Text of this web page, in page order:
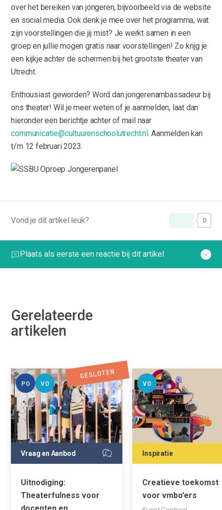
over het bereiken van jongeren, bijvoorbeeld via de website
en social media. Ook denk je mee over het programma, wat
zijn voorstellingen die jij mist? Je werkt samen in een
groep en jullie mogen gratis naar voorstellingen! Zo krijg je
een kijkje achter de schermen bij het grootste theater van
Utrecht.
Enthousiast geworden? Word dan jongerenambassadeur bij
ons theater! Wil je meer weten of je aanmelden, laat dan
hieronder een berichtje achter of mail naar
communicatie@cultuurenschoolutrecht.nl . Aanmelden kan
t/m 12 februari 2023.
Vond je dit artikel leuk? 0
Plaats als eerste een reactie bij dit artikel
Gerelateerde
artikelen
PO VO
Vraag en Aanbod
Uitnodiging:
Theaterfulness voor
VO
Inspiratie
Creatieve toekomst
voor vmbo’ers